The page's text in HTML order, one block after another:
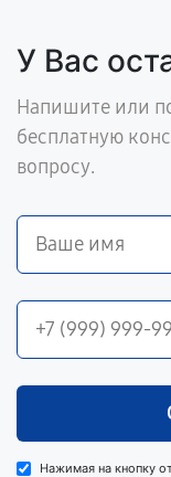
У Вас
Напишите или
бесплатную
вопросу.
Нажимая на кнопку